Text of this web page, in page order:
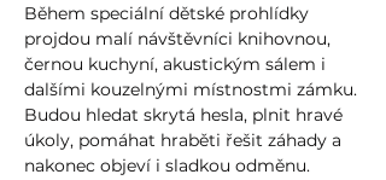
Během speciální dětské prohlídky
projdou malí návštěvníci knihovnou,
černou kuchyní, akustickým sálem i
dalšími kouzelnými místnostmi zámku.
Budou hledat skrytá hesla, plnit hravé
úkoly, pomáhat hraběti řešit záhady a
nakonec objeví i sladkou odměnu.